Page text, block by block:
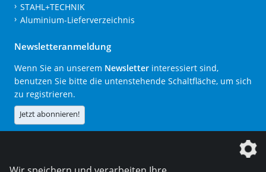
STAHL+TECHNIK
Aluminium-Lieferverzeichnis
Newsletteranmeldung
Wenn Sie an unserem Newsletter interessiert sind,
benutzen Sie bitte die untenstehende Schaltfläche, um sich
zu registrieren.
Jetzt abonnieren!